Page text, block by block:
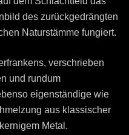
des zurückgedrängten
Naturstämme fungiert.
verschrieben
und rundum
eigenständige wie
aus klassischer
Metal.